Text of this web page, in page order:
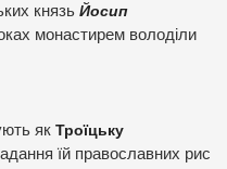
князь Йосип
монастирем володіли
як Троїцьку
їй православних рис